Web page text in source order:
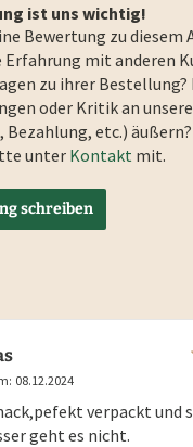
ist uns wichtig!
Bewertung zu diesem
Erfahrung mit anderen
zu ihrer
oder Kritik an
Bezahlung, etc.)
unter Kontakt mit.
schreiben
08.12.2024
verpackt und
geht es nicht.